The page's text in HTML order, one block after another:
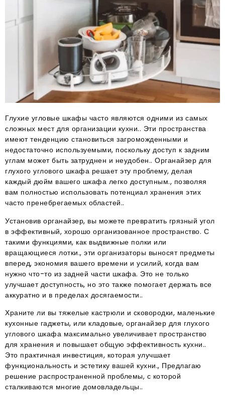
Глухие угловые шкафы часто являются одними из самых
сложных мест для организации кухни.. Эти пространства
имеют тенденцию становиться загроможденными и
недостаточно используемыми, поскольку доступ к задним
углам может быть затруднен и неудобен.. Органайзер для
глухого углового шкафа решает эту проблему, делая
каждый дюйм вашего шкафа легко доступным., позволяя
вам полностью использовать потенциал хранения этих
часто пренебрегаемых областей..
Установив органайзер, вы можете превратить грязный угол
в эффективный, хорошо организованное пространство. С
такими функциями, как выдвижные полки или
вращающиеся лотки., эти организаторы выносят предметы
вперед, экономия вашего времени и усилий, когда вам
нужно что-то из задней части шкафа. Это не только
улучшает доступность, но это также помогает держать все
аккуратно и в пределах досягаемости..
Храните ли вы тяжелые кастрюли и сковородки, маленькие
кухонные гаджеты, или кладовые, органайзер для глухого
углового шкафа максимально увеличивает пространство
для хранения и повышает общую эффективность кухни..
Это практичная инвестиция, которая улучшает
функциональность и эстетику вашей кухни., Предлагаю
решение распространенной проблемы, с которой
сталкиваются многие домовладельцы..